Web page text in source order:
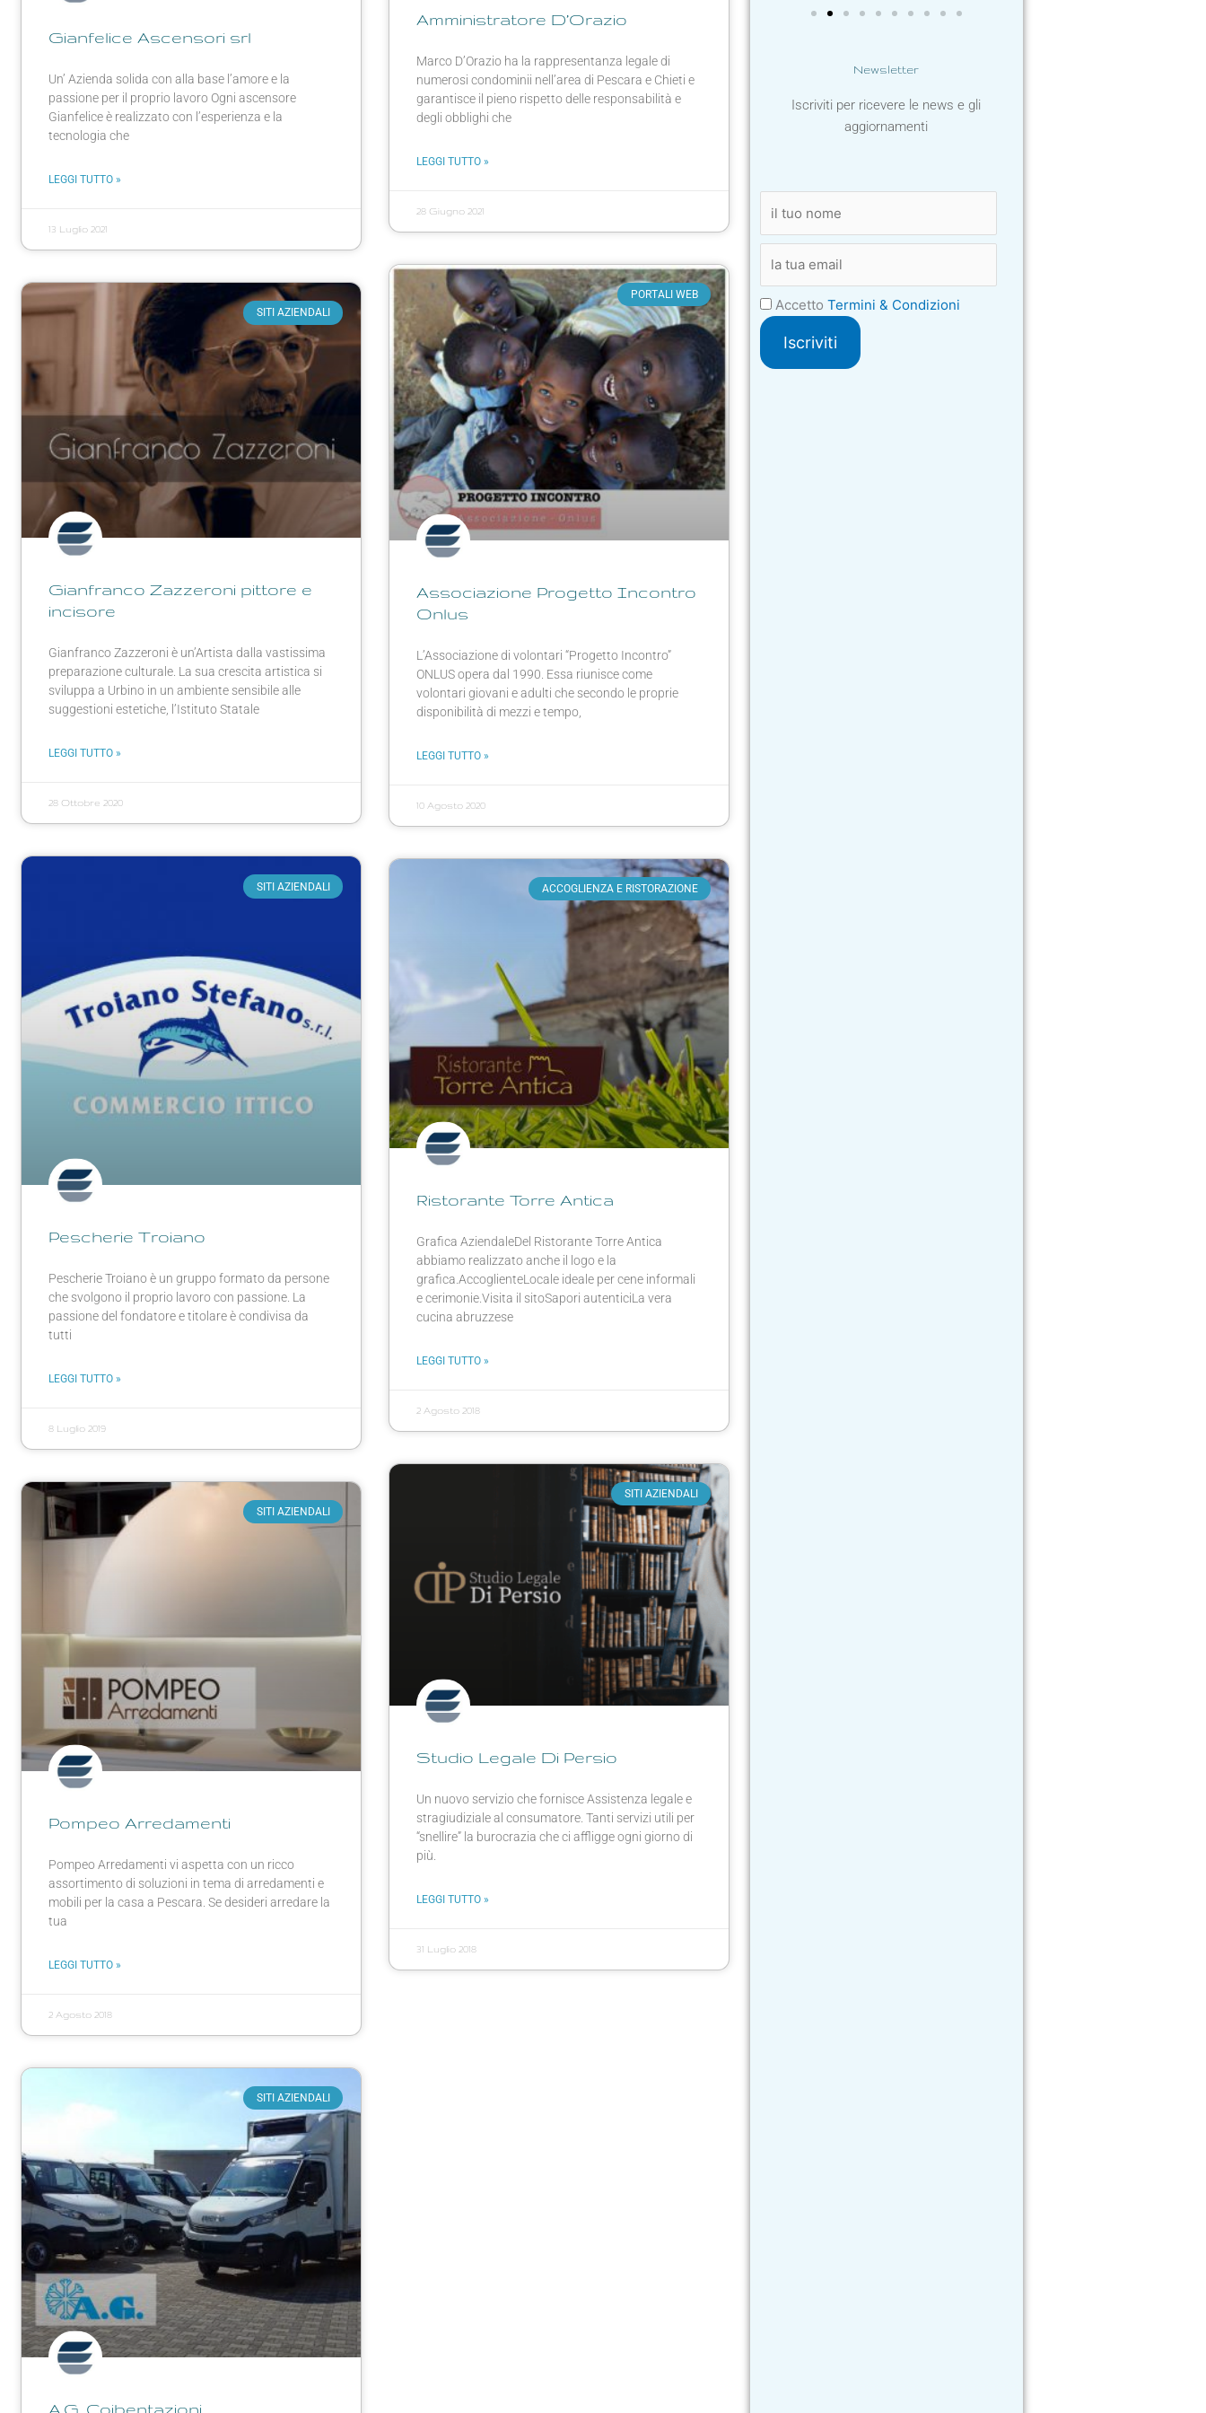
Gianfelice Ascensori srl
Un’ Azienda solida con alla base l’amore e la
passione per il proprio lavoro Ogni ascensore
Gianfelice è realizzato con l’esperienza e la
tecnologia che
LEGGI TUTTO »
13 Luglio 2021
Amministratore D’Orazio
Marco D’Orazio ha la rappresentanza legale di
numerosi condominii nell’area di Pescara e Chieti e
garantisce il pieno rispetto delle responsabilità e
degli obblighi che
LEGGI TUTTO »
28 Giugno 2021
SITI AZIENDALI
Gianfranco Zazzeroni pittore e
incisore
Gianfranco Zazzeroni è un’Artista dalla vastissima
preparazione culturale. La sua crescita artistica si
sviluppa a Urbino in un ambiente sensibile alle
suggestioni estetiche, l’Istituto Statale
LEGGI TUTTO »
28 Ottobre 2020
PORTALI WEB
Associazione Progetto Incontro
Onlus
L’Associazione di volontari “Progetto Incontro”
ONLUS opera dal 1990. Essa riunisce come
volontari giovani e adulti che secondo le proprie
disponibilità di mezzi e tempo,
LEGGI TUTTO »
10 Agosto 2020
SITI AZIENDALI
Pescherie Troiano
Pescherie Troiano è un gruppo formato da persone
che svolgono il proprio lavoro con passione. La
passione del fondatore e titolare è condivisa da
tutti
LEGGI TUTTO »
8 Luglio 2019
ACCOGLIENZA E RISTORAZIONE
Ristorante Torre Antica
Grafica AziendaleDel Ristorante Torre Antica
abbiamo realizzato anche il logo e la
grafica.AccoglienteLocale ideale per cene informali
e cerimonie.Visita il sitoSapori autenticiLa vera
cucina abruzzese
LEGGI TUTTO »
2 Agosto 2018
SITI AZIENDALI
Pompeo Arredamenti
Pompeo Arredamenti vi aspetta con un ricco
assortimento di soluzioni in tema di arredamenti e
mobili per la casa a Pescara. Se desideri arredare la
tua
LEGGI TUTTO »
2 Agosto 2018
SITI AZIENDALI
Studio Legale Di Persio
Un nuovo servizio che fornisce Assistenza legale e
stragiudiziale al consumatore. Tanti servizi utili per
“snellire” la burocrazia che ci affligge ogni giorno di
più.
LEGGI TUTTO »
31 Luglio 2018
SITI AZIENDALI
A.G. Coibentazioni
Newsletter
Iscriviti per ricevere le news e gli
aggiornamenti
Accetto Termini & Condizioni